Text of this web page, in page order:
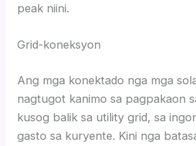
peak niini.
Grid-koneksyon
Ang mga konektado nga mga
nagtugot kanimo sa pagpakaon
kusog balik sa utility grid, sa
gasto sa kuryente. Kini nga